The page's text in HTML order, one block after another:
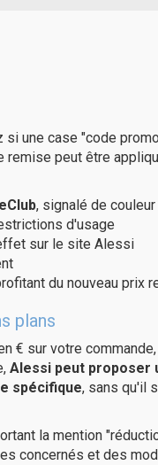
une case "code
peut être
, signalé de
d'usage
sur le site Alessi
du nouveau prix
plans
€ sur votre
Alessi peut proposer
spécifique, sans qu'il
la mention
concernés et des